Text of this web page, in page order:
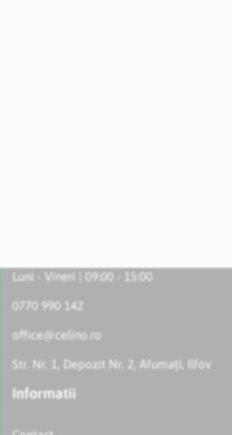
Luni - Vineri | 09:00 - 15:00
0770 990 142
office@celino.ro
Str. Nr. 1, Depozit Nr. 2, Afumați, Ilfov
Informatii